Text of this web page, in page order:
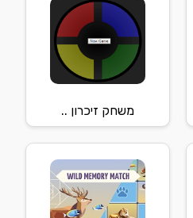
משחק זיכרון ..